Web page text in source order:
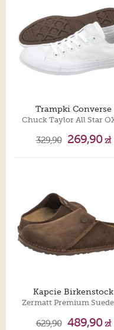
Trampki Converse
329,90 269,90zł
Kapcie Birkenstock
629,90 489,90zł